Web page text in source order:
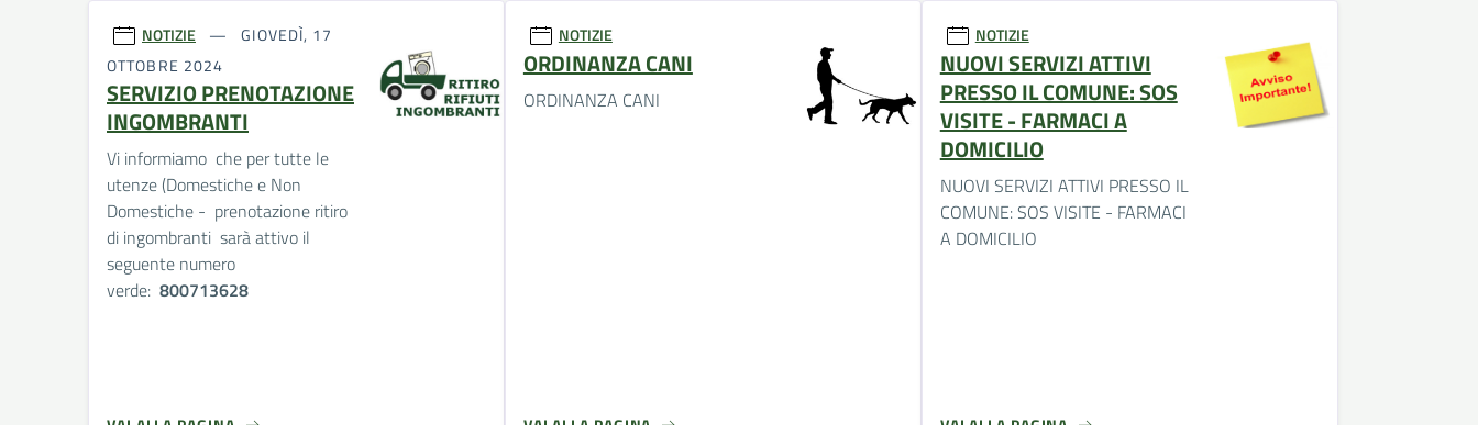
NOTIZIE
GIOVEDÌ, 17
OTTOBRE 2024
SERVIZIO PRENOTAZIONE
INGOMBRANTI
Vi informiamo che per tutte le
utenze (Domestiche e Non
Domestiche - prenotazione ritiro
di ingombranti sarà attivo il
seguente numero
verde: 800713628
NOTIZIE
ORDINANZA CANI
ORDINANZA CANI
NOTIZIE
NUOVI SERVIZI ATTIVI
PRESSO IL COMUNE: SOS
VISITE - FARMACI A
DOMICILIO
NUOVI SERVIZI ATTIVI PRESSO IL
COMUNE: SOS VISITE - FARMACI
A DOMICILIO